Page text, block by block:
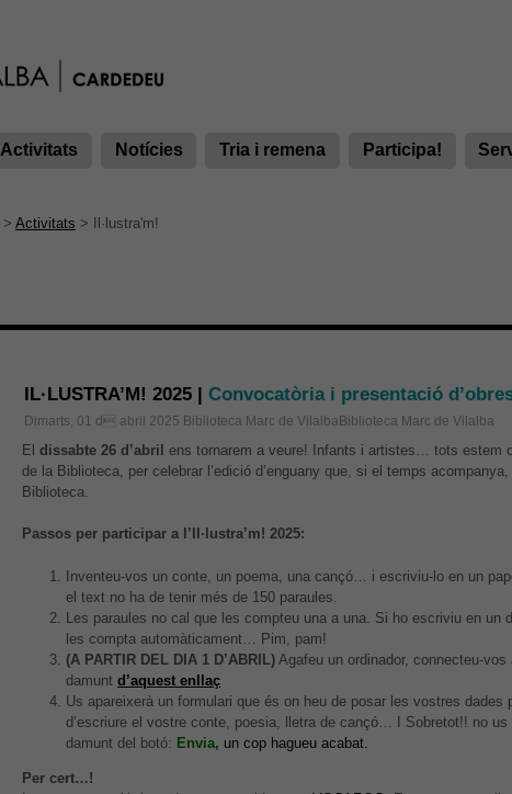
Activitats Notícies Tria i remena Participa!
> Activitats > Il·lustra'm!
IL·LUSTRA’M! 2025 |Convocatòria i presentació
Dimarts, 01 d abril 2025 Biblioteca Marc de VilalbaBiblioteca Marc de Vilalba
El dissabte 26 d’abril ens tornarem a veure! Infants i artistes… tots estem
de la Biblioteca, per celebrar l’edició d’enguany que, si el temps
Biblioteca.
Passos per participar a l’Il·lustra’m! 2025:
Inventeu-vos un conte, un poema, una cançó… i escriviu-lo en un
el text no ha de tenir més de 150 paraules.
Les paraules no cal que les compteu una a una. Si ho escriviu en un
les compta automàticament… Pim, pam!
(A PARTIR DEL DIA 1 D’ABRIL) Agafeu un ordinador, connecteu-
damuntd’aquest enllaç
Us apareixerà un formulari que és on heu de posar les vostres dades
d’escriure el vostre conte, poesia, lletra de cançó… I Sobretot!! no us
damunt del botó: Envia, un cop hagueu acabat.
Per cert…!